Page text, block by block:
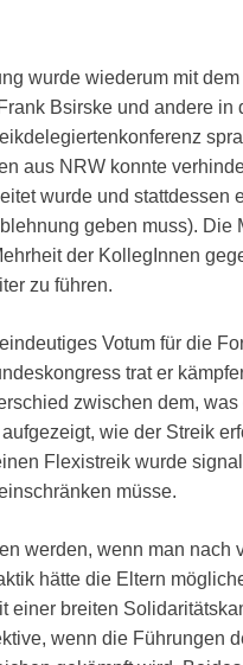
wurde wiederum mit
Bsirske und andere in
aus NRW konnte
wurde und stattdessen
geben muss). Die
der KollegInnen
zu führen.
Votum für die
trat er
zwischen dem,
wie der Streik
Flexistreik wurde
müsse.
werden, wenn man nach
hätte die Eltern
einer breiten
wenn die Führungen